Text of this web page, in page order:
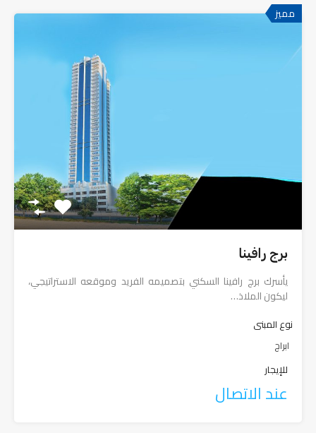
مميز
برج رافينا
يأسرك برج رافينا السكني بتصميمه الفريد وموقعه الاستراتيجي،
ليكون الملاذ…
نوع المبنى
ابراج
للإيجار
عند الاتصال